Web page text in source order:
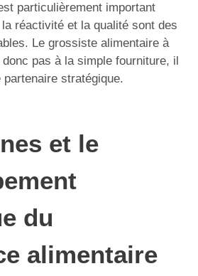
particulièrement important
réactivité et la qualité sont des
Le grossiste alimentaire à
pas à la simple fourniture, il
stratégique.
et le
du
alimentaire